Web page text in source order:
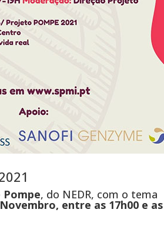
Pompe, do NEDR, com o tema
entre as 17h00 e as